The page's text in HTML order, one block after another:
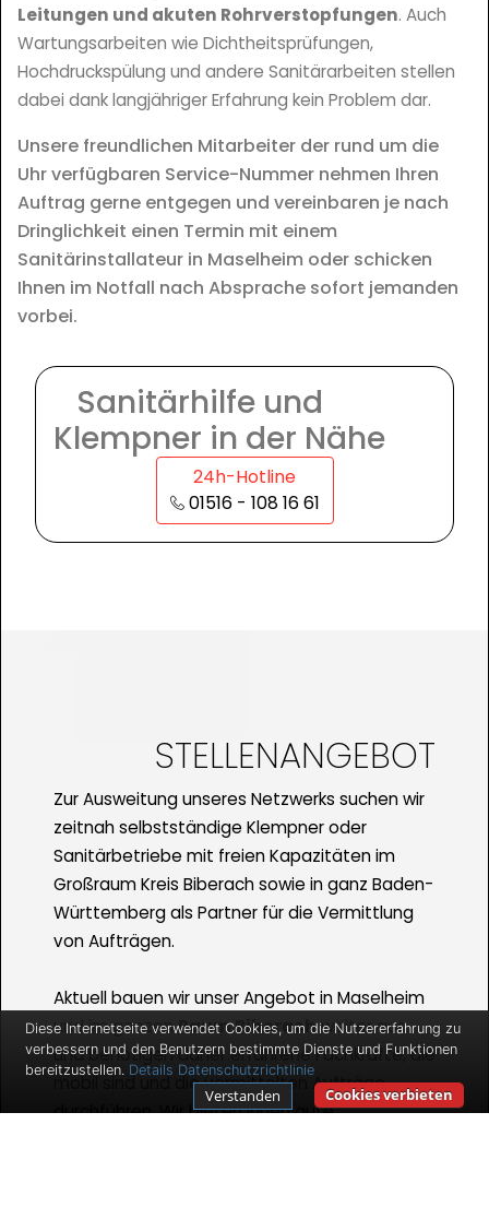
Leitungen und akuten Rohrverstopfungen. Auch
Wartungsarbeiten wie Dichtheitsprüfungen,
Hochdruckspülung und andere Sanitärarbeiten stellen
dabei dank langjähriger Erfahrung kein Problem dar.
Unsere freundlichen Mitarbeiter der rund um die
Uhr verfügbaren Service-Nummer nehmen Ihren
Auftrag gerne entgegen und vereinbaren je nach
Dringlichkeit einen Termin mit einem
Sanitärinstallateur in Maselheim oder schicken
Ihnen im Notfall nach Absprache sofort jemanden
vorbei.
Sanitärhilfe und
Klempner in der Nähe
24h-Hotline
01516 - 108 16 61
STELLENANGEBOT
Zur Ausweitung unseres Netzwerks suchen wir
zeitnah selbstständige Klempner oder
Sanitärbetriebe mit freien Kapazitäten im
Großraum Kreis Biberach sowie in ganz Baden-
Württemberg als Partner für die Vermittlung
von Aufträgen.
Aktuell bauen wir unser Angebot in Maselheim
und im ganzenRaum Biberachweiter aus
und benötigen daher erfahrene Fachkräfte, die
mobil sind und die vermittelten Aufträge
durchführen. Wir bieten Ihnen gute
Diese Internetseite verwendet Cookies, um die Nutzererfahrung zu
verbessern und den Benutzern bestimmte Dienste und Funktionen
bereitzustellen. Details Datenschutzrichtlinie
Cookies verbieten
Verstanden